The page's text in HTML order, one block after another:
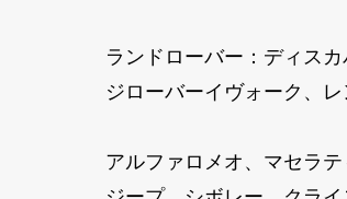
ランドローバー：ディス
ジローバーイヴォーク、
アルファロメオ、マセラ